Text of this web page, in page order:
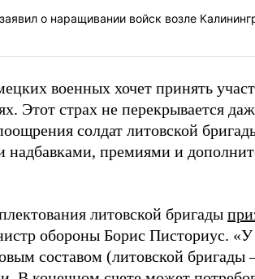
о наращивании войск возле
военных хочет принять
Этот страх не перекрывается
солдат литовской
надбавками, премиями и
литовской бригады
обороны Борис Писториус. «У
составом (литовской